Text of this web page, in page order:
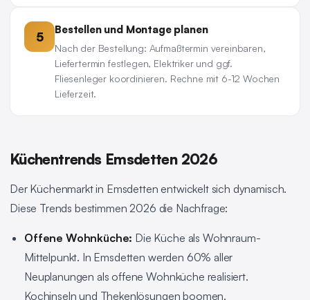
5 Bestellen und Montage planen
Nach der Bestellung: Aufmaßtermin vereinbaren,
Liefertermin festlegen, Elektriker und ggf.
Fliesenleger koordinieren. Rechne mit 6-12 Wochen
Lieferzeit.
Küchentrends Emsdetten 2026
Der Küchenmarkt in Emsdetten entwickelt sich dynamisch.
Diese Trends bestimmen 2026 die Nachfrage:
Offene Wohnküche: Die Küche als Wohnraum-
Mittelpunkt. In Emsdetten werden 60% aller
Neuplanungen als offene Wohnküche realisiert.
Kochinseln und Thekenlösungen boomen.